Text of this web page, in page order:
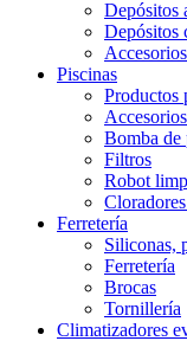
Depósitos
Depósitos
Piscinas
Productos
Bomba de
Filtros
Robot
Ferretería
Siliconas,
Ferretería
Brocas
Tornillería
Climatizadores